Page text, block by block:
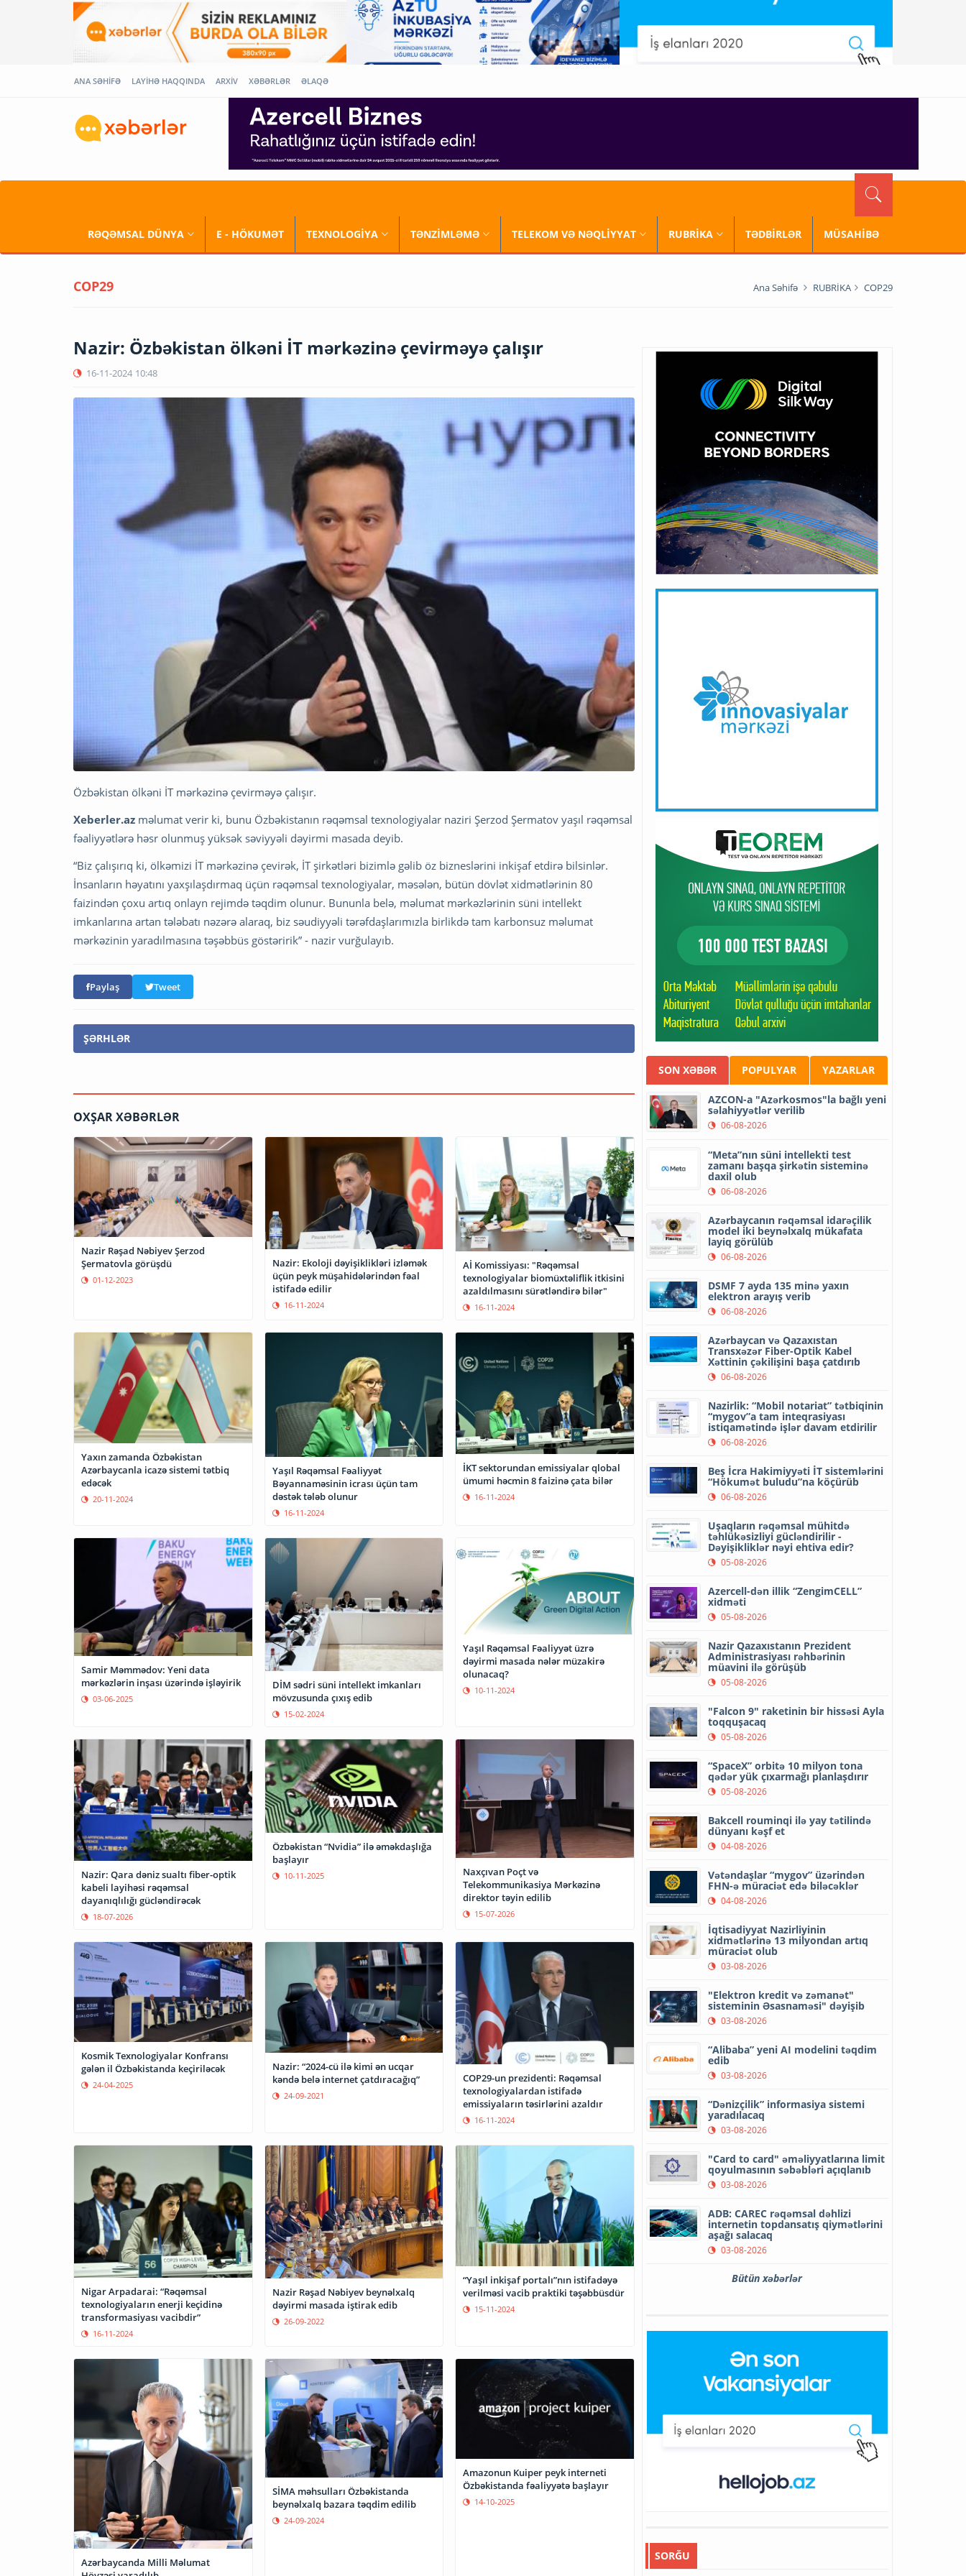
ANA SƏHİFƏ LAYİHƏ HAQQINDA ARXİV XƏBƏRLƏR ƏLAQƏ
RƏQƏMSAL DÜNYA E - HÖKUMƏT TEXNOLOGİYA TƏNZİMLƏMƏ TELEKOM VƏ NƏQLİYYAT RUBRİKA TƏDBİRLƏR MÜSAHİBƏ
COP29 Ana Səhifə RUBRİKA COP29
Nazir: Özbəkistan ölkəni İT mərkəzinə çevirməyə çalışır
16-11-2024 10:48
Özbəkistan ölkəni İT mərkəzinə çevirməyə çalışır.
Xeberler.az məlumat verir ki, bunu Özbəkistanın rəqəmsal texnologiyalar naziri Şerzod Şermatov yaşıl rəqəmsal
fəaliyyətlərə həsr olunmuş yüksək səviyyəli dəyirmi masada deyib.
“Biz çalışırıq ki, ölkəmizi İT mərkəzinə çevirək, İT şirkətləri bizimlə gəlib öz bizneslərini inkişaf etdirə bilsinlər.
İnsanların həyatını yaxşılaşdırmaq üçün rəqəmsal texnologiyalar, məsələn, bütün dövlət xidmətlərinin 80
faizindən çoxu artıq onlayn rejimdə təqdim olunur. Bununla belə, məlumat mərkəzlərinin süni intellekt
imkanlarına artan tələbatı nəzərə alaraq, biz səudiyyəli tərəfdaşlarımızla birlikdə tam karbonsuz məlumat
mərkəzinin yaradılmasına təşəbbüs göstəririk” - nazir vurğulayıb.
Paylaş Tweet
ŞƏRHLƏR
OXŞAR XƏBƏRLƏR
Nazir Rəşad Nəbiyev Şerzod
Şermatovla görüşdü
01-12-2023
Nazir: Ekoloji dəyişiklikləri izləmək
üçün peyk müşahidələrindən fəal
istifadə edilir
16-11-2024
Aİ Komissiyası: "Rəqəmsal
texnologiyalar biomüxtəliflik itkisini
azaldılmasını sürətləndirə bilər"
16-11-2024
Yaxın zamanda Özbəkistan
Azərbaycanla icazə sistemi tətbiq
edəcək
20-11-2024
Yaşıl Rəqəmsal Fəaliyyət
Bəyannaməsinin icrası üçün tam
dəstək tələb olunur
16-11-2024
İKT sektorundan emissiyalar qlobal
ümumi həcmin 8 faizinə çata bilər
16-11-2024
Samir Məmmədov: Yeni data
mərkəzlərin inşası üzərində işləyirik
03-06-2025
DİM sədri süni intellekt imkanları
mövzusunda çıxış edib
15-02-2024
Yaşıl Rəqəmsal Fəaliyyət üzrə
dəyirmi masada nələr müzakirə
olunacaq?
10-11-2024
Nazir: Qara dəniz sualtı fiber-optik
kabeli layihəsi rəqəmsal
dayanıqlılığı gücləndirəcək
18-07-2026
Özbəkistan “Nvidia” ilə əməkdaşlığa
başlayır
10-11-2025
Naxçıvan Poçt və
Telekommunikasiya Mərkəzinə
direktor təyin edilib
15-07-2026
Kosmik Texnologiyalar Konfransı
gələn il Özbəkistanda keçiriləcək
24-04-2025
Nazir: “2024-cü ilə kimi ən ucqar
kəndə belə internet çatdıracağıq”
24-09-2021
COP29-un prezidenti: Rəqəmsal
texnologiyalardan istifadə
emissiyaların təsirlərini azaldır
16-11-2024
Nigar Arpadarai: “Rəqəmsal
texnologiyaların enerji keçidinə
transformasiyası vacibdir”
16-11-2024
Nazir Rəşad Nəbiyev beynəlxalq
dəyirmi masada iştirak edib
26-09-2022
“Yaşıl inkişaf portalı”nın istifadəyə
verilməsi vacib praktiki təşəbbüsdür
15-11-2024
Azərbaycanda Milli Məlumat
SİMA məhsulları Özbəkistanda
beynəlxalq bazara təqdim edilib
24-09-2024
Amazonun Kuiper peyk interneti
Özbəkistanda fəaliyyətə başlayır
14-10-2025
SON XƏBƏR POPULYAR YAZARLAR
AZCON-a "Azərkosmos"la bağlı yeni
səlahiyyətlər verilib
06-08-2026
“Meta”nın süni intellekti test
zamanı başqa şirkətin sisteminə
daxil olub
06-08-2026
Azərbaycanın rəqəmsal idarəçilik
model iki beynəlxalq mükafata
layiq görülüb
06-08-2026
DSMF 7 ayda 135 minə yaxın
elektron arayış verib
06-08-2026
Azərbaycan və Qazaxıstan
Transxəzər Fiber-Optik Kabel
Xəttinin çəkilişini başa çatdırıb
06-08-2026
Nazirlik: “Mobil notariat” tətbiqinin
“mygov”a tam inteqrasiyası
istiqamətində işlər davam etdirilir
06-08-2026
Beş İcra Hakimiyyəti İT sistemlərini
“Hökumət buludu”na köçürüb
06-08-2026
Uşaqların rəqəmsal mühitdə
təhlükəsizliyi gücləndirilir -
Dəyişikliklər nəyi ehtiva edir?
05-08-2026
Azercell-dən illik “ZengimCELL”
xidməti
05-08-2026
Nazir Qazaxıstanın Prezident
Administrasiyası rəhbərinin
müavini ilə görüşüb
05-08-2026
"Falcon 9" raketinin bir hissəsi Ayla
toqquşacaq
05-08-2026
“SpaceX” orbitə 10 milyon tona
qədər yük çıxarmağı planlaşdırır
05-08-2026
Bakcell rouminqi ilə yay tətilində
dünyanı kəşf et
04-08-2026
Vətəndaşlar “mygov” üzərindən
FHN-ə müraciət edə biləcəklər
04-08-2026
İqtisadiyyat Nazirliyinin
xidmətlərinə 13 milyondan artıq
müraciət olub
03-08-2026
"Elektron kredit və zəmanət"
sisteminin Əsasnaməsi" dəyişib
03-08-2026
“Alibaba” yeni AI modelini təqdim
edib
03-08-2026
“Dənizçilik” informasiya sistemi
yaradılacaq
03-08-2026
"Card to card" əməliyyatlarına limit
qoyulmasının səbəbləri açıqlanıb
03-08-2026
ADB: CAREC rəqəmsal dəhlizi
internetin topdansatış qiymətlərini
aşağı salacaq
03-08-2026
Bütün xəbərlər
SORĞU